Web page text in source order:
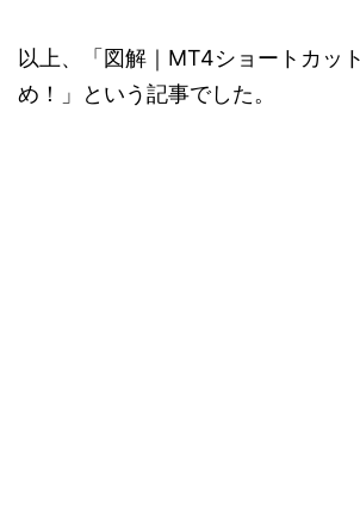
以上、「図解｜MT4ショートカッ
め！」という記事でした。